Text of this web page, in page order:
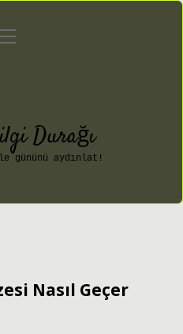
Politikası
Durağı
gününü aydınlat!
Nasıl Geçer